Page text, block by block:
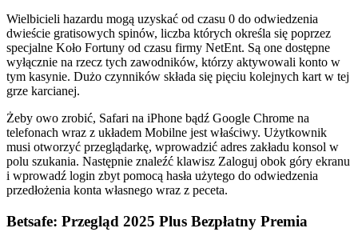
Wielbicieli hazardu mogą uzyskać od czasu 0 do odwiedzenia
dwieście gratisowych spinów, liczba których określa się poprzez
specjalne Koło Fortuny od czasu firmy NetEnt. Są one dostępne
wyłącznie na rzecz tych zawodników, którzy aktywowali konto w
tym kasynie. Dużo czynników składa się pięciu kolejnych kart w tej
grze karcianej.
Żeby owo zrobić, Safari na iPhone bądź Google Chrome na
telefonach wraz z układem Mobilne jest właściwy. Użytkownik
musi otworzyć przeglądarkę, wprowadzić adres zakładu konsol w
polu szukania. Następnie znaleźć klawisz Zaloguj obok góry ekranu
i wprowadź login zbyt pomocą hasła użytego do odwiedzenia
przedłożenia konta własnego wraz z peceta.
Betsafe: Przegląd 2025 Plus Bezpłatny Premia